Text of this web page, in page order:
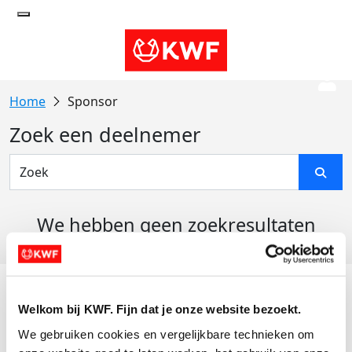
Welkom bij KWF. Fijn dat je onze website bezoekt.
We gebruiken cookies en vergelijkbare technieken om
Sponsor
Zoek een deelnemer
We hebben geen zoekresultaten
Actiematerialen
Evenementen